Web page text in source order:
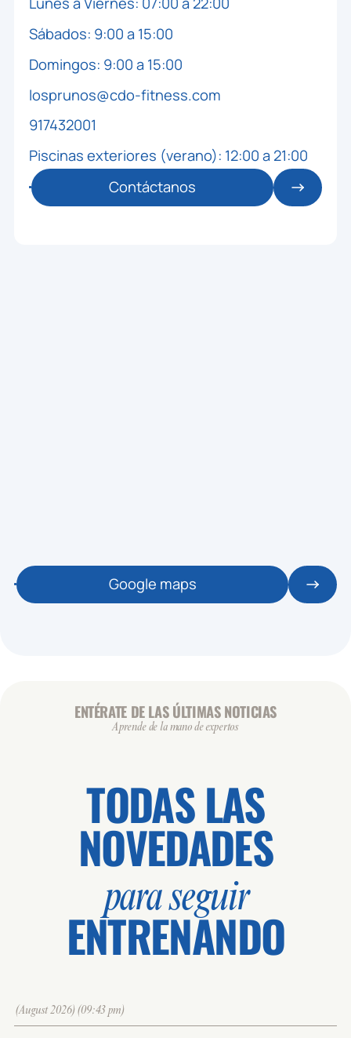
Sábados: 9:00 a 15:00
Domingos: 9:00 a 15:00
losprunos@cdo-fitness.com
917432001
Piscinas exteriores (verano): 12:00 a 21:00
Contáctanos
Google maps
ENTÉRATE DE LAS ÚLTIMAS NOTICIAS
Aprende de la mano de expertos
TODAS LAS
NOVEDADES
para seguir
ENTRENANDO
(August 2026)(09:43 pm)